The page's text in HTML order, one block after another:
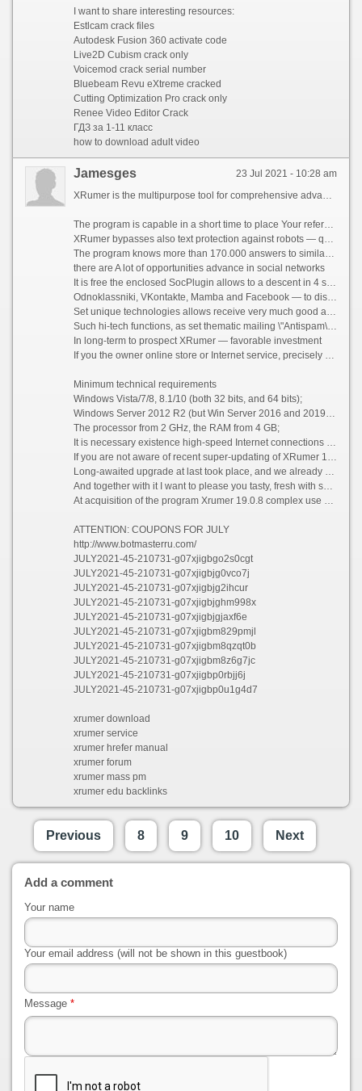
I want to share interesting resources:
Estlcam crack files
Autodesk Fusion 360 activate code
Live2D Cubism crack only
Voicemod crack serial number
Bluebeam Revu eXtreme cracked
Cutting Optimization Pro crack only
Renee Video Editor Crack
ГДЗ за 1-11 класс
how to download adult video
23 Jul 2021 - 10:28 am
Jamesges
XRumer is the multipurpose tool for comprehensive advance on the Internet
The program is capable in a short time to place Your references and announcements more than on 400.000 resources — forums, blogs, guest books, reference catalogs, bulletin boards, social networks .
XRumer bypasses also text protection against robots — questions like \"How many there will be 2+2?\", \"Call the capital of Russia\" and so forth.
The program knows more than 170.000 answers to similar questions, mathematics all is counted mechanically , the knowledge base is replenished every month .
there are A lot of opportunities advance in social networks
It is free the enclosed SocPlugin allows to a descent in 4 social nets —
Odnoklassniki, VKontakte, Mamba and Facebook — to distribute messages, comments to a photo and video , to load video and a photo , to distribute invitations in friends and groups — along with it besides on the full automatic machine bypassing everything possible protection against boats and mailings, including kapch.
Set unique technologies allows receive very much good and fascinating results
Such hi-tech functions, as set thematic mailing \"Antispam\" (in everyone the forum is sent the message according to scope of this forum, irrespective of language and the region ), a system \"Question-answer\" and others — allocate XRumer among others similar complexes, creating opportunities it is valid \"clever\" and also socially useful mailings.
In long-term to prospect XRumer — favorable investment
If you the owner online store or Internet service, precisely know as advertizing in Yandex-Directe or Google is expensive AdWords. Competently using the XRumer + Hrefer + SocPlugin complex, you buy a possibility of everything for $10 a month get necessary to you target visitors .
Minimum technical requirements
Windows Vista/7/8, 8.1/10 (both 32 bits, and 64 bits);
Windows Server 2012 R2 (but Win Server 2016 and 2019 NOT are recommended!);
The processor from 2 GHz, the RAM from 4 GB;
It is necessary existence high-speed Internet connections without restrictions on traffic.
If you are not aware of recent super-updating of XRumer 19.0.8 + XEvil 5.0 6] - run on a forum rather, look through an infa on it, and swing! ;))
Long-awaited upgrade at last took place, and we already received a set of enthusiastic responses. But this updating generally concerns users of XRumer, in case to you it is interesting only XEvil that you it until especially does not mention.
And together with it I want to please you tasty, fresh with set coupons for July: a discount of 45%, until the end of a month!
At acquisition of the program Xrumer 19.0.8 complex use any discount coupon and take a discount in 45%!!!
ATTENTION: COUPONS FOR JULY
http://www.botmasterru.com/
JULY2021-45-210731-g07xjigbgo2s0cgt
JULY2021-45-210731-g07xjigbjg0vco7j
JULY2021-45-210731-g07xjigbjg2ihcur
JULY2021-45-210731-g07xjigbjghm998x
JULY2021-45-210731-g07xjigbjgjaxf6e
JULY2021-45-210731-g07xjigbm829pmjl
JULY2021-45-210731-g07xjigbm8qzqt0b
JULY2021-45-210731-g07xjigbm8z6g7jc
JULY2021-45-210731-g07xjigbp0rbjj6j
JULY2021-45-210731-g07xjigbp0u1g4d7
xrumer download
xrumer service
xrumer hrefer manual
xrumer forum
xrumer mass pm
xrumer edu backlinks
Previous 8 9 10 Next
Add a comment
Your name
Your email address (will not be shown in this guestbook)
Message *